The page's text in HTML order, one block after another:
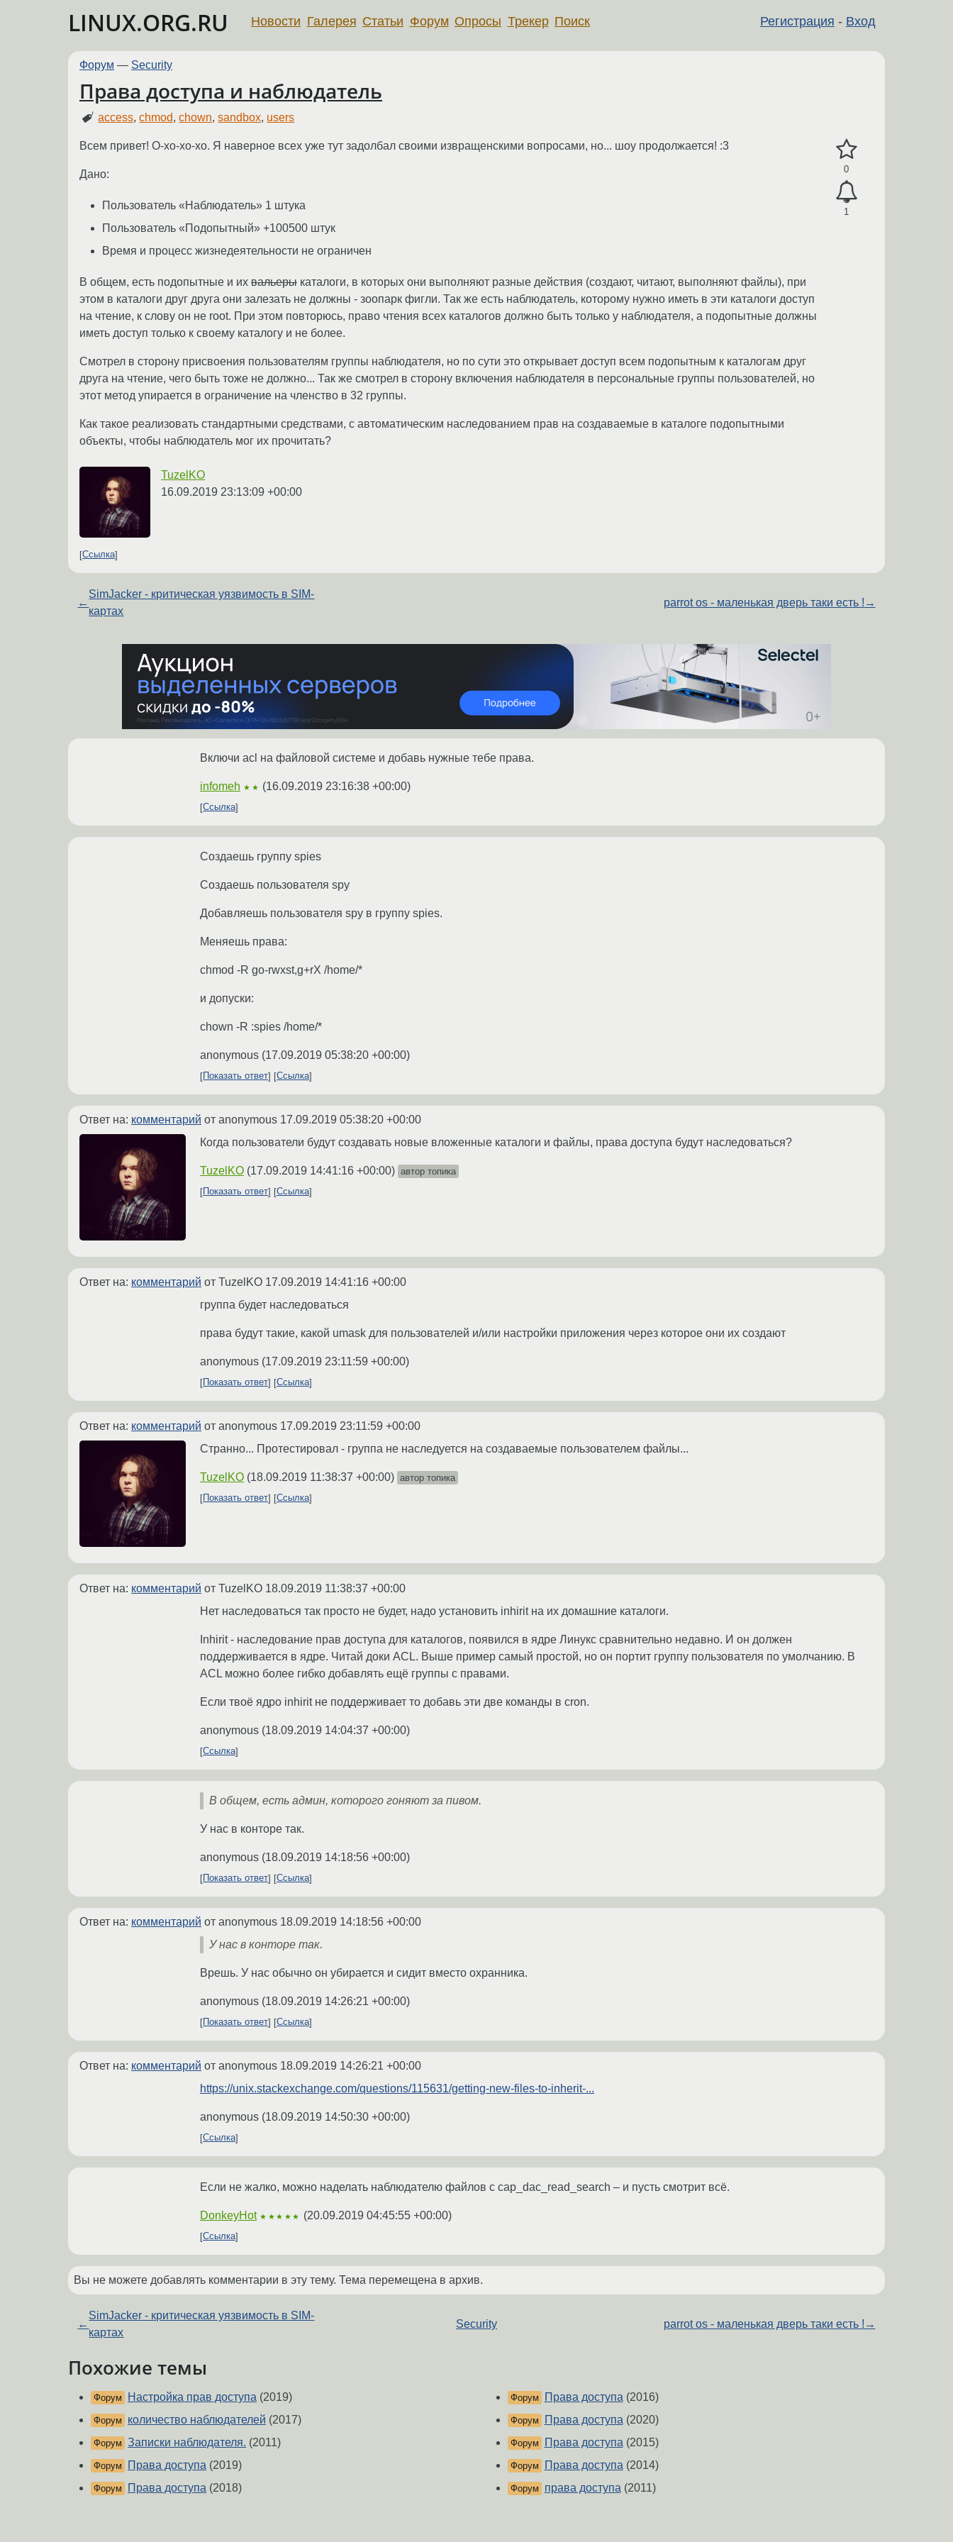
LINUX.ORG.RU Регистрация - Вход
Новости Галерея Статьи Форум Опросы Трекер Поиск
Форум — Security
Права доступа и наблюдатель
access,chmod,chown,sandbox, users
0
1
Всем привет! О-хо-хо-хо. Я наверное всех уже тут задолбал своими извращенскими вопросами, но... шоу продолжается! :3
Дано:
Пользователь «Наблюдатель» 1 штука
Пользователь «Подопытный» +100500 штук
Время и процесс жизнедеятельности не ограничен
В общем, есть подопытные и их вальеры каталоги, в которых они выполняют разные действия (создают, читают, выполняют файлы), при
этом в каталоги друг друга они залезать не должны - зоопарк фигли. Так же есть наблюдатель, которому нужно иметь в эти каталоги доступ
на чтение, к слову он не root. При этом повторюсь, право чтения всех каталогов должно быть только у наблюдателя, а подопытные должны
иметь доступ только к своему каталогу и не более.
Смотрел в сторону присвоения пользователям группы наблюдателя, но по сути это открывает доступ всем подопытным к каталогам друг
друга на чтение, чего быть тоже не должно... Так же смотрел в сторону включения наблюдателя в персональные группы пользователей, но
этот метод упирается в ограничение на членство в 32 группы.
Как такое реализовать стандартными средствами, с автоматическим наследованием прав на создаваемые в каталоге подопытными
объекты, чтобы наблюдатель мог их прочитать?
TuzelKO
16.09.2019 23:13:09 +00:00
Ссылка
←
SimJacker - критическая уязвимость в SIM-
картах
parrot os - маленькая дверь таки есть ! →
Включи acl на файловой системе и добавь нужные тебе права.
infomeh ★★ (16.09.2019 23:16:38 +00:00)
Ссылка
Создаешь группу spies
Создаешь пользователя spy
Добавляешь пользователя spy в группу spies.
Меняешь права:
chmod -R go-rwxst,g+rX /home/*
и допуски:
chown -R :spies /home/*
anonymous (17.09.2019 05:38:20 +00:00)
Показать ответ Ссылка
Ответ на: комментарий от anonymous 17.09.2019 05:38:20 +00:00
Когда пользователи будут создавать новые вложенные каталоги и файлы, права доступа будут наследоваться?
TuzelKO (17.09.2019 14:41:16 +00:00) автор топика
Показать ответ
Ссылка
Ответ на: комментарий от TuzelKO 17.09.2019 14:41:16 +00:00
группа будет наследоваться
права будут такие, какой umask для пользователей и/или настройки приложения через которое они их создают
anonymous (17.09.2019 23:11:59 +00:00)
Показать ответ Ссылка
Ответ на: комментарий от anonymous 17.09.2019 23:11:59 +00:00
Странно... Протестировал - группа не наследуется на создаваемые пользователем файлы...
TuzelKO (18.09.2019 11:38:37 +00:00) автор топика
Показать ответ
Ссылка
Ответ на: комментарий от TuzelKO 18.09.2019 11:38:37 +00:00
Нет наследоваться так просто не будет, надо установить inhirit на их домашние каталоги.
Inhirit - наследование прав доступа для каталогов, появился в ядре Линукс сравнительно недавно. И он должен
поддерживается в ядре. Читай доки ACL. Выше пример самый простой, но он портит группу пользователя по умолчанию. В
ACL можно более гибко добавлять ещё группы с правами.
Если твоё ядро inhirit не поддерживает то добавь эти две команды в cron.
anonymous (18.09.2019 14:04:37 +00:00)
Ссылка
В общем, есть админ, которого гоняют за пивом.
У нас в конторе так.
anonymous (18.09.2019 14:18:56 +00:00)
Показать ответ Ссылка
Ответ на: комментарий от anonymous 18.09.2019 14:18:56 +00:00
У нас в конторе так.
Врешь. У нас обычно он убирается и сидит вместо охранника.
anonymous (18.09.2019 14:26:21 +00:00)
Показать ответ Ссылка
Ответ на: комментарий от anonymous 18.09.2019 14:26:21 +00:00
https://unix.stackexchange.com/questions/115631/getting-new-files-to-inherit-...
anonymous (18.09.2019 14:50:30 +00:00)
Ссылка
Если не жалко, можно наделать наблюдателю файлов с cap_dac_read_search – и пусть смотрит всё.
DonkeyHot ★★★★★ (20.09.2019 04:45:55 +00:00)
Ссылка
Вы не можете добавлять комментарии в эту тему. Тема перемещена в архив.
←
SimJacker - критическая уязвимость в SIM-
картах
Security parrot os - маленькая дверь таки есть ! →
Похожие темы
Форум Настройка прав доступа (2019)
Форум количество наблюдателей (2017)
Форум Записки наблюдателя. (2011)
Форум Права доступа (2019)
Форум Права доступа (2018)
Форум Права доступа(2016)
Форум Права доступа(2020)
Форум Права доступа(2015)
Форум Права доступа(2014)
Форум права доступа(2011)